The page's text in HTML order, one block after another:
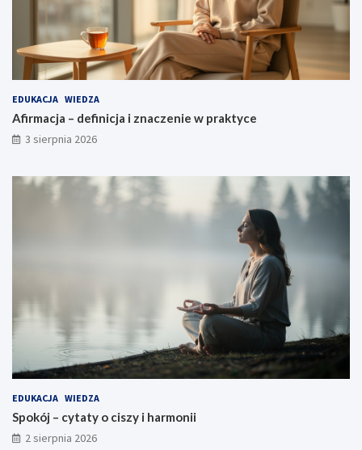
EDUKACJA WIEDZA
Afirmacja – definicja i znaczenie w praktyce
3 sierpnia 2026
EDUKACJA WIEDZA
Spokój – cytaty o ciszy i harmonii
2 sierpnia 2026